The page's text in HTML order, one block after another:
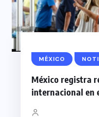
MÉXICO
México registra
internacional en